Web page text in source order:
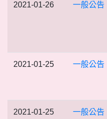
2021-01-26 一般公告
2021-01-25 一般公告
2021-01-25 一般公告